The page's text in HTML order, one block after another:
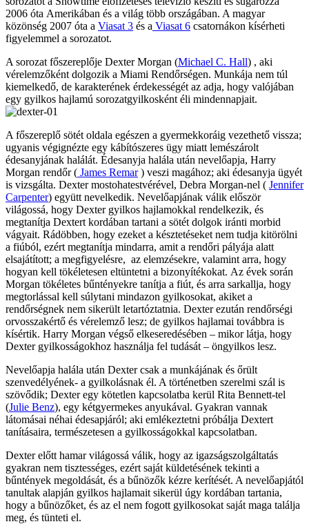
2006 óta Amerikában és a világ több országában. A magyar
közönség 2007 óta a Viasat 3 és a Viasat 6 csatornákon kísérheti
figyelemmel a sorozatot.
A sorozat főszereplője Dexter Morgan (Michael C. Hall) , aki
vérelemzőként dolgozik a Miami Rendőrségen. Munkája nem túl
kiemelkedő, de karakterének érdekességét az adja, hogy valójában
egy gyilkos hajlamú sorozatgyilkosként éli mindennapjait.
A főszereplő sötét oldala egészen a gyermekkoráig vezethető vissza;
ugyanis végignézte egy kábítószeres ügy miatt lemészárolt
édesanyjának halálát. Édesanyja halála után nevelőapja, Harry
Morgan rendőr ( James Remar) veszi magához; aki édesanyja ügyét
is vizsgálta. Dexter mostohatestvérével, Debra Morgan-nel ( Jennifer
Carpenter) együtt nevelkedik. Nevelőapjának válik először
világossá, hogy Dexter gyilkos hajlamokkal rendelkezik, és
megtanítja Dextert kordában tartani a sötét dolgok iránti morbid
vágyait. Rádöbben, hogy ezeket a késztetéseket nem tudja kitörölni
a fiúból, ezért megtanítja mindarra, amit a rendőri pályája alatt
elsajátított; a megfigyelésre, az elemzésekre, valamint arra, hogy
hogyan kell tökéletesen eltüntetni a bizonyítékokat. Az évek során
Morgan tökéletes bűntényekre tanítja a fiút, és arra sarkallja, hogy
megtorlással kell súlytani mindazon gyilkosokat, akiket a
rendőrségnek nem sikerült letartóztatnia. Dexter ezután rendőrségi
orvosszakértő és vérelemző lesz; de gyilkos hajlamai továbbra is
kísértik. Harry Morgan végső elkeseredésében – mikor látja, hogy
Dexter gyilkosságokhoz használja fel tudását – öngyilkos lesz.
Nevelőapja halála után Dexter csak a munkájának és őrült
szenvedélyének- a gyilkolásnak él. A történetben szerelmi szál is
szövődik; Dexter egy kötetlen kapcsolatba kerül Rita Bennett-tel
(Julie Benz), egy kétgyermekes anyukával. Gyakran vannak
látomásai néhai édesapjáról; aki emlékeztetni próbálja Dextert
tanításaira, természetesen a gyilkosságokkal kapcsolatban.
Dexter előtt hamar világossá válik, hogy az igazságszolgáltatás
gyakran nem tisztességes, ezért saját küldetésének tekinti a
bűntények megoldását, és a bűnözők kézre kerítését. A nevelőapjától
tanultak alapján gyilkos hajlamait sikerül úgy kordában tartania,
hogy a bűnözőket, és az el nem fogott gyilkosokat saját maga találja
meg, és tünteti el.